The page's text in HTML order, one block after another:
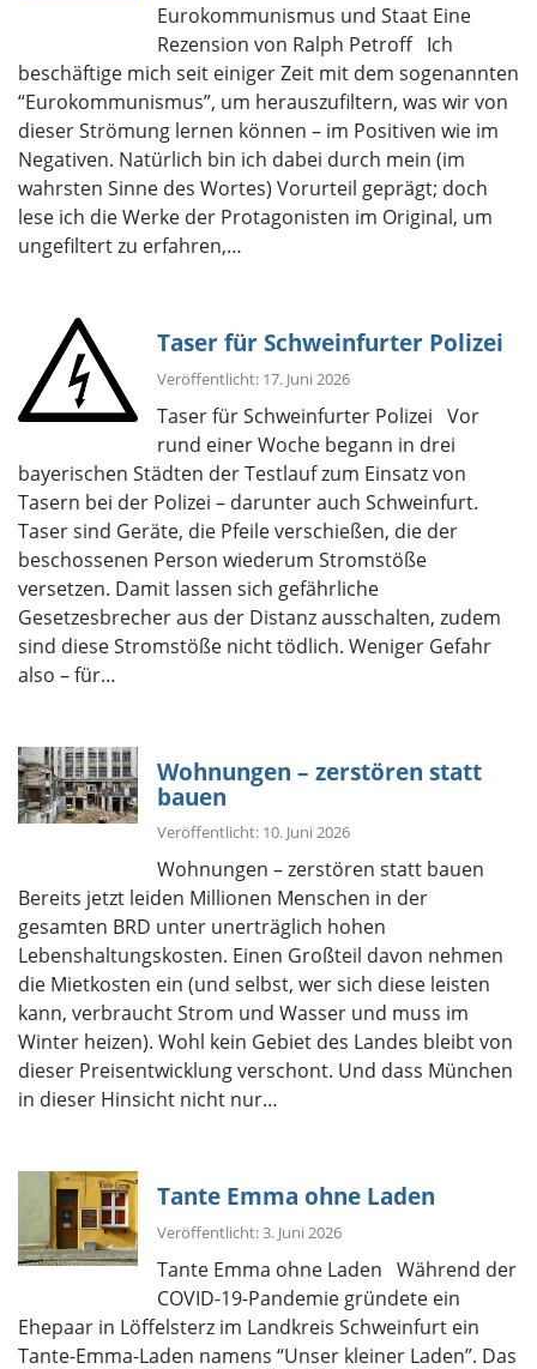
Eurokommunismus und Staat Eine
Rezension von Ralph Petroff Ich
beschäftige mich seit einiger Zeit mit dem sogenannten
“Eurokommunismus”, um herauszufiltern, was wir von
dieser Strömung lernen können – im Positiven wie im
Negativen. Natürlich bin ich dabei durch mein (im
wahrsten Sinne des Wortes) Vorurteil geprägt; doch
lese ich die Werke der Protagonisten im Original, um
ungefiltert zu erfahren,…
Taser für Schweinfurter Polizei
Veröffentlicht: 17. Juni 2026
Taser für Schweinfurter Polizei Vor
rund einer Woche begann in drei
bayerischen Städten der Testlauf zum Einsatz von
Tasern bei der Polizei – darunter auch Schweinfurt.
Taser sind Geräte, die Pfeile verschießen, die der
beschossenen Person wiederum Stromstöße
versetzen. Damit lassen sich gefährliche
Gesetzesbrecher aus der Distanz ausschalten, zudem
sind diese Stromstöße nicht tödlich. Weniger Gefahr
also – für…
Wohnungen – zerstören statt
bauen
Veröffentlicht: 10. Juni 2026
Wohnungen – zerstören statt bauen
Bereits jetzt leiden Millionen Menschen in der
gesamten BRD unter unerträglich hohen
Lebenshaltungskosten. Einen Großteil davon nehmen
die Mietkosten ein (und selbst, wer sich diese leisten
kann, verbraucht Strom und Wasser und muss im
Winter heizen). Wohl kein Gebiet des Landes bleibt von
dieser Preisentwicklung verschont. Und dass München
in dieser Hinsicht nicht nur…
Tante Emma ohne Laden
Veröffentlicht: 3. Juni 2026
Tante Emma ohne Laden Während der
COVID-19-Pandemie gründete ein
Ehepaar in Löffelsterz im Landkreis Schweinfurt ein
Tante-Emma-Laden namens “Unser kleiner Laden”. Das